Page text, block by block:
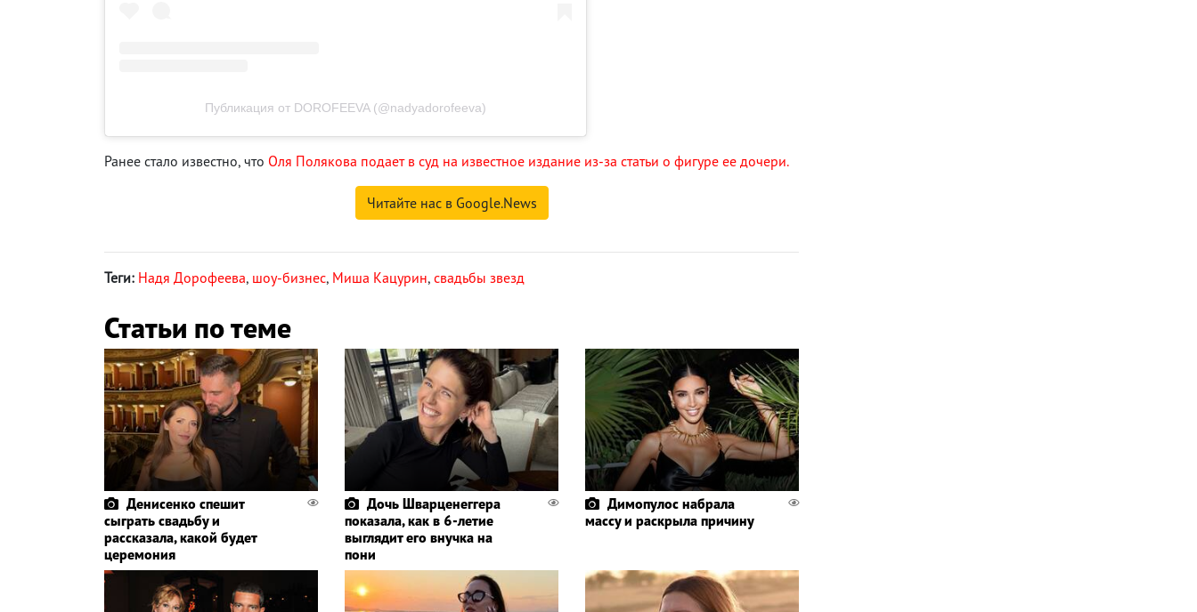
Публикация от DOROFEEVA (@nadyadorofeeva)
Ранее стало известно, что Оля Полякова подает в суд на известное издание из-за статьи о фигуре ее дочери.
Читайте нас в Google.News
Теги: Надя Дорофеева, шоу-бизнес, Миша Кацурин, свадьбы звезд
Статьи по теме
Денисенко спешит
сыграть свадьбу и
рассказала, какой будет
церемония
Дочь Шварценеггера
показала, как в 6-летие
выглядит его внучка на
пони
Димопулос набрала
массу и раскрыла причину